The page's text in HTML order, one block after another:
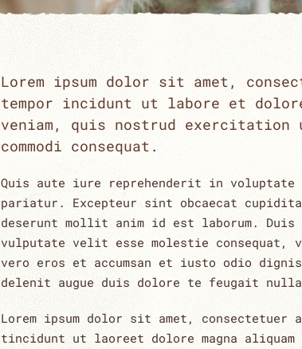
Lorem ipsum dolor sit amet,
tempor incidunt ut labore et
veniam, quis nostrud
commodi consequat.
Quis aute iure reprehenderit in
pariatur. Excepteur sint obcaecat
deserunt mollit anim id est laborum.
vulputate velit esse molestie
vero eros et accumsan et iusto odio
delenit augue duis dolore te feugait
Lorem ipsum dolor sit amet, consectetuer
tincidunt ut laoreet dolore magna